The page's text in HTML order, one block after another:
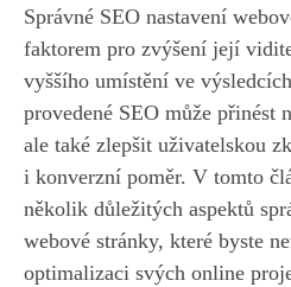
Správné SEO nastavení
faktorem pro zvýšení její
vyššího umístění ve
provedené SEO může přinést
ale také zlepšit uživatelskou
i konverzní poměr. V tomto
několik důležitých aspektů
webové stránky, které byste
optimalizaci svých online